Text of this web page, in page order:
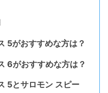
5がおすすめな方は？
6がおすすめな方は？
5とサロモン スピー